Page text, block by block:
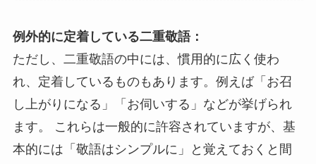
例外的に定着している二重敬語：
ただし、二重敬語の中には、慣用的に広く使わ
れ、定着しているものもあります。例えば「お召
し上がりになる」「お伺いする」などが挙げられ
ます。 これらは一般的に許容されていますが、基
本的には「敬語はシンプルに」と覚えておくと間